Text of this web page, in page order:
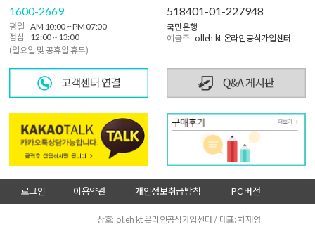
1600-2669
평일
AM 10:00 ~ PM 07:00
점심
12:00 ~ 13:00
(일요일 및 공휴일 휴무)
518401-01-227948
국민은행
예금주 olleh kt 온라인공식가입센터
로그인 이용약관 개인정보취급방침
PC 버전
상호: olleh kt 온라인공식가입센터 / 대표: 차재영